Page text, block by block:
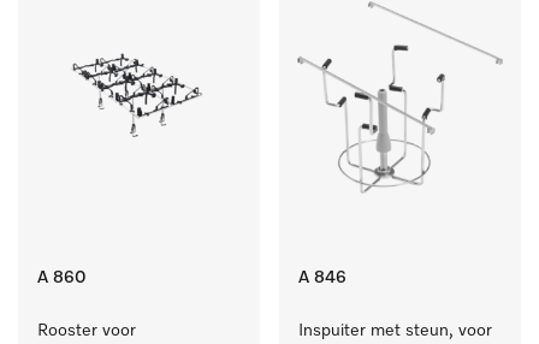
A 860
Rooster voor
A 846
Inspuiter met steun, voor